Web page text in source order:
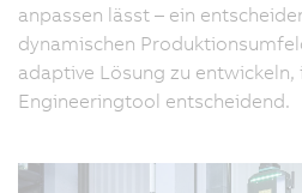
anpassen lässt – ein
dynamischen
adaptive Lösung zu
Engineeringtool entscheidend.